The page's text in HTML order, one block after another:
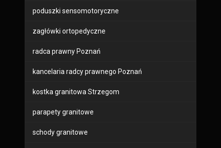
poduszki sensomotoryczne
zagłówki ortopedyczne
radca prawny Poznań
kancelaria radcy prawnego Poznań
kostka granitowa Strzegom
parapety granitowe
schody granitowe